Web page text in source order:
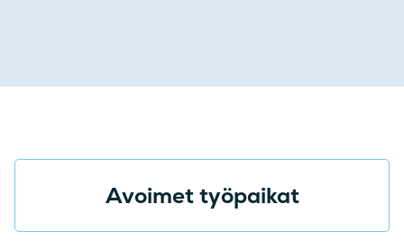
Avoimet työpaikat